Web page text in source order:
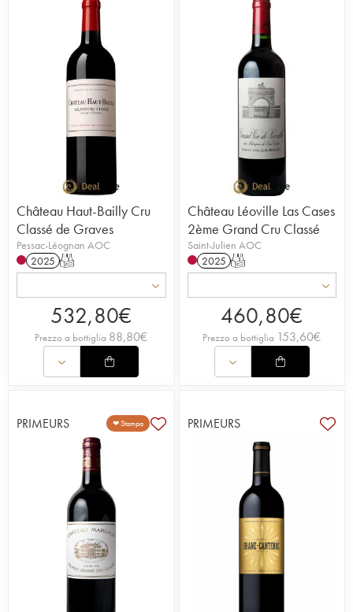
Château Haut-Bailly Cru
Classé de Graves
Pessac-Léognan AOC
2025 T
532,80€
Prezzo a bottiglia 88,80€
Château Léoville Las Cases
2ème Grand Cru Classé
Saint-Julien AOC
2025 T
460,80€
Prezzo a bottiglia 153,60€
PRIMEURS ❤ Stampa PRIMEURS